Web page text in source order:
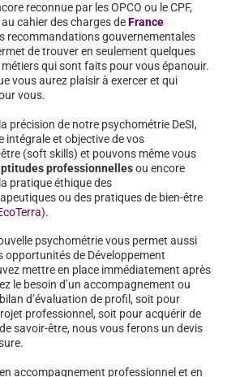
reconnue par les OPCO ou le CPF,
cahier des charges deFrance
recommandations gouvernementales
de trouver en seulement quelques
qui sont faits pour vous épanouir.
vous aurez plaisir à exercer et qui
vous.
précision de notre psychométrie DeSI,
intégrale et objective de vos
(soft skills) et pouvons même vous
professionnellesou encore
pratique éthique des
ou des pratiques de bien-être
).
psychométrie vous permet aussi
opportunités de Développement
mettre en place immédiatement après
le besoin d’un accompagnement ou
d’évaluation de profil, soit pour
professionnel, soit pour acquérir de
savoir-être, nous vous ferons un devis
accompagnement professionnel et en